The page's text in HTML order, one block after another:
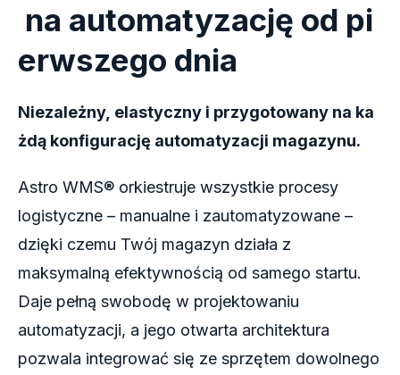
na automatyzację od pi
erwszego dnia
Niezależny, elastyczny i przygotowany na ka
żdą konfigurację automatyzacji magazynu.
Astro WMS® orkiestruje wszystkie procesy
logistyczne – manualne i zautomatyzowane –
dzięki czemu Twój magazyn działa z
maksymalną efektywnością od samego startu.
Daje pełną swobodę w projektowaniu
automatyzacji, a jego otwarta architektura
pozwala integrować się ze sprzętem dowolnego